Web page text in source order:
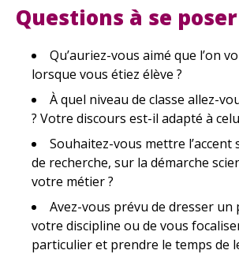
Questions à se poser
Qu’auriez-vous aimé que l’on
lorsque vous étiez élève ?
À quel niveau de classe allez-
? Votre discours est-il adapté à
Souhaitez-vous mettre
de recherche, sur la démarche
votre métier ?
Avez-vous prévu de dresser un
votre discipline ou de vous
particulier et prendre le temps de